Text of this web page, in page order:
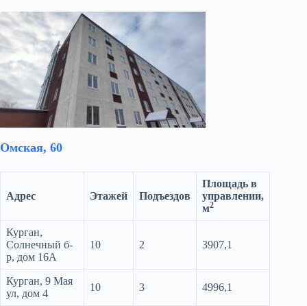
Омская, 60
Адрес Этажей Подъездов
Площадь в
управлении,
м2
Курган,
Солнечный б-
р, дом 16А
10 2 3907,1
Курган, 9 Мая
ул, дом 4
10 3 4996,1